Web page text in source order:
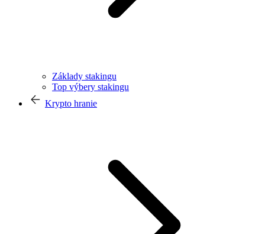
Základy stakingu
Top výbery stakingu
Krypto hranie